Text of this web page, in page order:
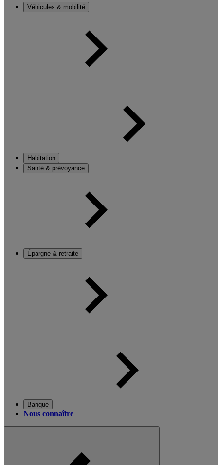
Véhicules & mobilité
Habitation
Santé & prévoyance
Épargne & retraite
Banque
Nous connaître